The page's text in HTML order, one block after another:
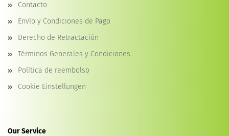
Contacto
Envío y Condiciones de Pago
Derecho de Retractación
Términos Generales y Condiciones
Política de reembolso
Cookie Einstellungen
Our Service